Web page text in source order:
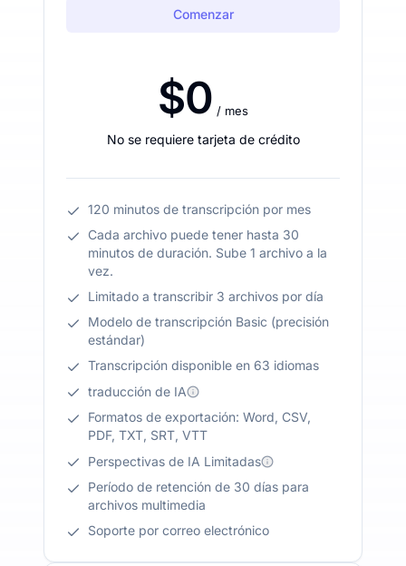
Comenzar
$0 / mes
No se requiere tarjeta de crédito
120 minutos de transcripción por mes
Cada archivo puede tener hasta 30
minutos de duración. Sube 1 archivo a la
vez.
Limitado a transcribir 3 archivos por día
Modelo de transcripción Basic (precisión
estándar)
Transcripción disponible en 63 idiomas
traducción de IA
Formatos de exportación: Word, CSV,
PDF, TXT, SRT, VTT
Perspectivas de IA Limitadas
Período de retención de 30 días para
archivos multimedia
Soporte por correo electrónico